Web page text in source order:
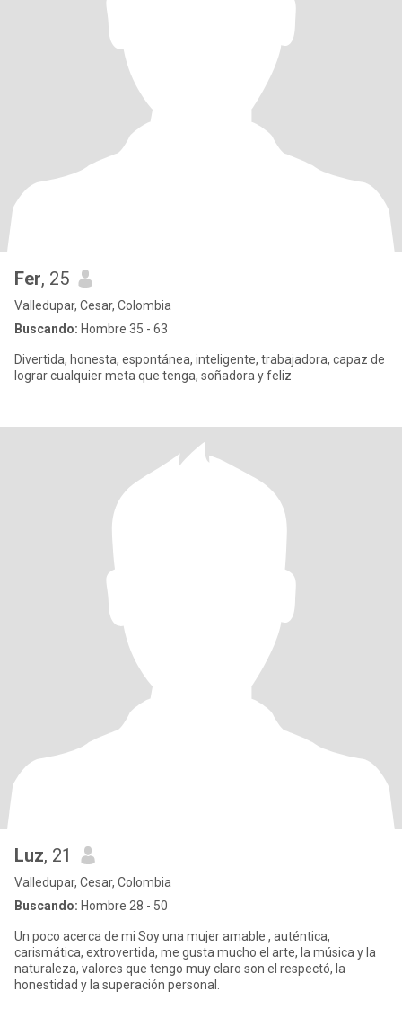
Fer, 25
Valledupar, Cesar, Colombia
Buscando: Hombre 35 - 63
Divertida, honesta, espontánea, inteligente, trabajadora, capaz de
lograr cualquier meta que tenga, soñadora y feliz
Luz, 21
Valledupar, Cesar, Colombia
Buscando: Hombre 28 - 50
Un poco acerca de mi Soy una mujer amable , auténtica,
carismática, extrovertida, me gusta mucho el arte, la música y la
naturaleza, valores que tengo muy claro son el respectó, la
honestidad y la superación personal.